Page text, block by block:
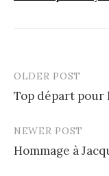
Post
navigation
OLDER POST
Top départ pour
NEWER POST
Hommage à